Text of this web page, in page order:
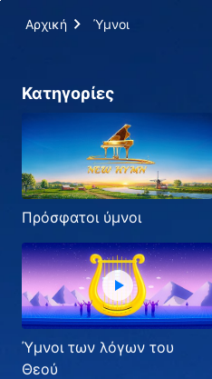
Αρχική Ύμνοι
Κατηγορίες
Πρόσφατοι ύμνοι
Ύμνοι των λόγων του
Θεού